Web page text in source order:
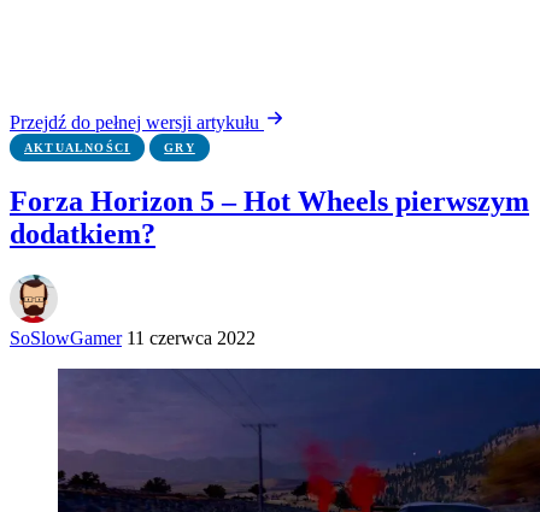
Przejdź do pełnej wersji artykułu
AKTUALNOŚCI GRY
Forza Horizon 5 – Hot Wheels pierwszym
dodatkiem?
SoSlowGamer 11 czerwca 2022